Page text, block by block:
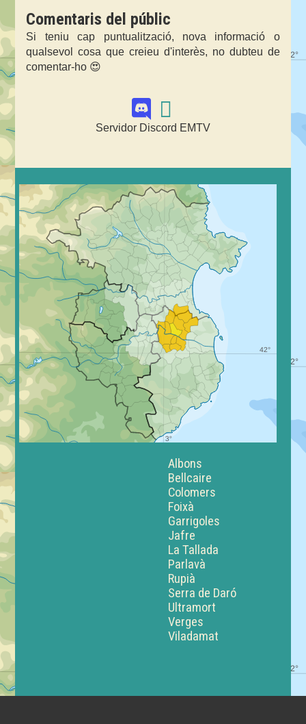
Comentaris del públic
Si teniu cap puntualització, nova informació o
qualsevol cosa que creieu d'interès, no dubteu de
comentar-ho 😍
Servidor Discord EMTV
Albons
Bellcaire
Colomers
Foixà
Garrigoles
Jafre
La Tallada
Parlavà
Rupià
Serra de Daró
Ultramort
Verges
Viladamat